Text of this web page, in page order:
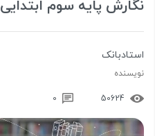
نگارش پایه سوم ابتدایی
استادبانک
نویسنده
50624
0